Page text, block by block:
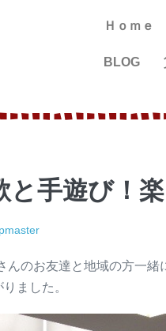
Ｈｏｍｅ
BLOG
手遊び！楽
んのお友達と地域の方一
ました。